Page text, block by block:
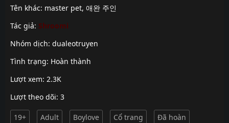
Tên khác: master pet, 애완 주인
Tác giả: Shroomi
Nhóm dịch: dualeotruyen
Tình trạng: Hoàn thành
Lượt xem: 2.3K
Lượt theo dõi: 3
19+ Adult Boylove Cổ trang
Đã hoàn